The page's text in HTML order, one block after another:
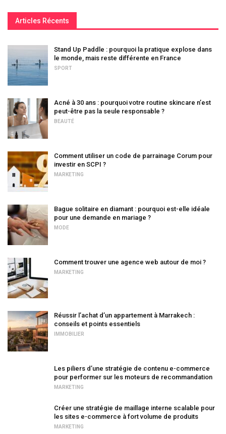
Articles Récents
Stand Up Paddle : pourquoi la pratique explose dans
le monde, mais reste différente en France
SPORT
Acné à 30 ans : pourquoi votre routine skincare n’est
peut-être pas la seule responsable ?
BEAUTÉ
Comment utiliser un code de parrainage Corum pour
investir en SCPI ?
MARKETING
Bague solitaire en diamant : pourquoi est-elle idéale
pour une demande en mariage ?
MODE
Comment trouver une agence web autour de moi ?
MARKETING
Réussir l’achat d’un appartement à Marrakech :
conseils et points essentiels
IMMOBILIER
Les piliers d’une stratégie de contenu e-commerce
pour performer sur les moteurs de recommandation
MARKETING
Créer une stratégie de maillage interne scalable pour
les sites e-commerce à fort volume de produits
MARKETING